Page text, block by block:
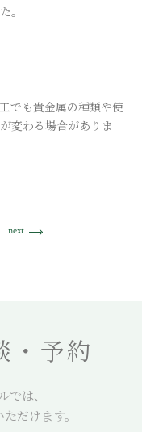
。
でも貴金属の種類や使
変わる場合がありま
next
・予約
では、
だけます。